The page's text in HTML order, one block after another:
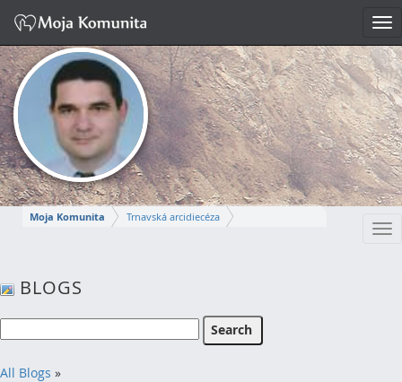
Moja Komunita
Trnavská arcidiecéza
MIROSLAV
BLOGS
All Blogs »